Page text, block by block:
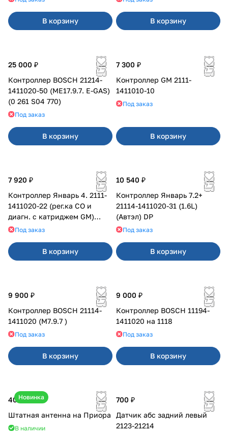
В корзину В корзину
25 000 ₽
Контроллер BOSCH 21214-
1411020-50 (ME17.9.7. E-GAS)
(0 261 S04 770)
Под заказ
В корзину
7 300 ₽
Контроллер GM 2111-
1411010-10
Под заказ
В корзину
7 920 ₽
Контроллер Январь 4. 2111-
1411020-22 (рег.ка СО и
диагн. с катриджем GM)
К104
Под заказ
В корзину
10 540 ₽
Контроллер Январь 7.2+
21114-1411020-31 (1.6L)
(Автэл) DP
Под заказ
В корзину
9 900 ₽
Контроллер BOSCH 21114-
1411020 (М7.9.7 )
Под заказ
В корзину
9 000 ₽
Контроллер BOSCH 11194-
1411020 на 1118
Под заказ
В корзину
Новинка
400 ₽
Штатная антенна на Приора
В наличии
700 ₽
Датчик абс задний левый
2123-21214